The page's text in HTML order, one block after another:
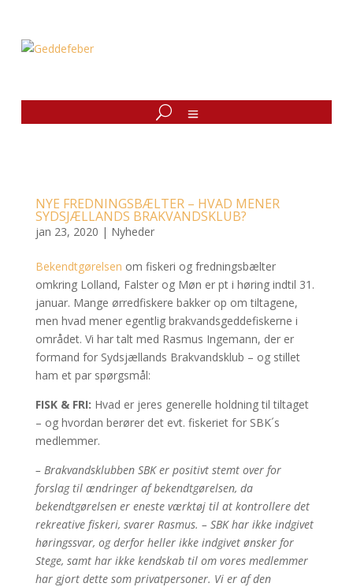
NYE FREDNINGSBÆLTER – HVAD MENER
SYDSJÆLLANDS BRAKVANDSKLUB?
jan 23, 2020 | Nyheder
Bekendtgørelsen om fiskeri og fredningsbælter
omkring Lolland, Falster og Møn er pt i høring indtil 31.
januar. Mange ørredfiskere bakker op om tiltagene,
men hvad mener egentlig brakvandsgeddefiskerne i
området. Vi har talt med Rasmus Ingemann, der er
formand for Sydsjællands Brakvandsklub – og stillet
ham et par spørgsmål:
FISK & FRI: Hvad er jeres generelle holdning til tiltaget
– og hvordan berører det evt. fiskeriet for SBK´s
medlemmer.
– Brakvandsklubben SBK er positivt stemt over for
forslag til ændringer af bekendtgørelsen, da
bekendtgørelsen er eneste værktøj til at kontrollere det
rekreative fiskeri, svarer Rasmus. – SBK har ikke indgivet
høringssvar, og derfor heller ikke indgivet ønsker for
Stege, samt har ikke kendskab til om vores medlemmer
har gjort dette som privatpersoner. Vi er af den